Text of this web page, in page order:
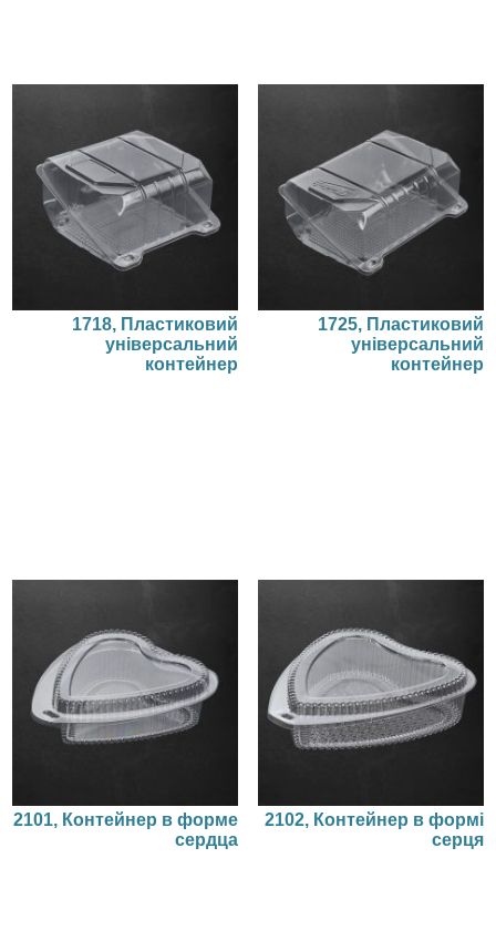
1718, Пластиковий
універсальний
контейнер
1725, Пластиковий
універсальний
контейнер
2101, Контейнер в форме
сердца
2102, Контейнер в формі
серця